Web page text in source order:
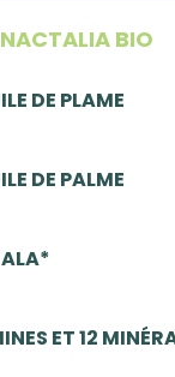
NACTALIA BIO
DE PLAME
DE PALME
ET 12